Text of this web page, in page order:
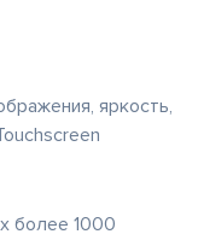
яркость,
более 1000